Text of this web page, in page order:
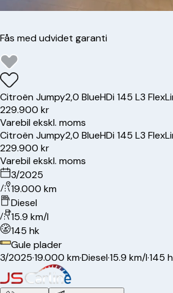
Fås med udvidet garanti
CitroënJumpy2,0 BlueHDi 145 L3
229.900 kr
Varebil ekskl. moms
CitroënJumpy2,0 BlueHDi 145 L3
229.900 kr
Varebil ekskl. moms
3/2025
19.000 km
Diesel
15.9 km/l
145 hk
Gule plader
3/2025·19.000 km·Diesel·15.9 km/l·145